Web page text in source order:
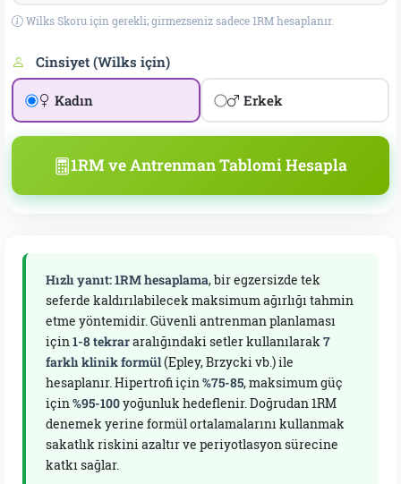
Wilks Skoru için gerekli; girmezseniz sadece 1RM hesaplanır.
Cinsiyet (Wilks için)
Kadın Erkek
1RM ve Antrenman Tablomi Hesapla
Hızlı yanıt:1RM hesaplama, bir egzersizde tek
seferde kaldırılabilecek maksimum ağırlığı tahmin
etme yöntemidir. Güvenli antrenman planlaması
için1-8 tekrararalığındaki setler kullanılarak 7
farklı klinik formül(Epley, Brzycki vb.) ile
hesaplanır. Hipertrofi için%75-85, maksimum güç
için%95-100yoğunluk hedeflenir. Doğrudan 1RM
denemek yerine formül ortalamalarını kullanmak
sakatlık riskini azaltır ve periyotlasyon sürecine
katkı sağlar.